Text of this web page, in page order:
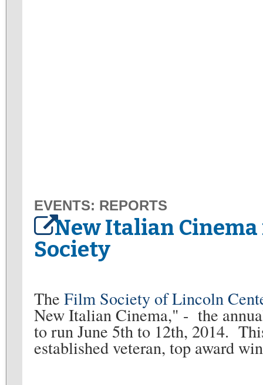
EVENTS: REPORTS
New Italian
Society
The Film Society of Lincoln
New Italian Cinema," - the
to run June 5th to 12th, 2014.
established veteran, top award